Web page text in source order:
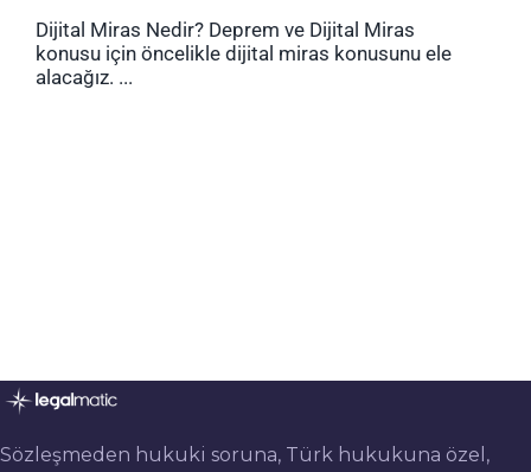
Dijital Miras Nedir? Deprem ve Dijital Miras
konusu için öncelikle dijital miras konusunu ele
alacağız. ...
Sözleşmeden hukuki soruna, Türk hukukuna özel,